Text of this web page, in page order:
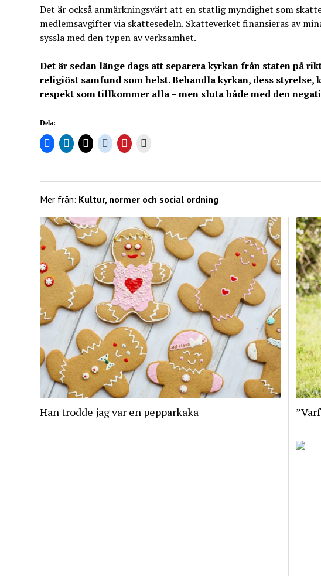
Det är också anmärkningsvärt att en statlig myndighet som
medlemsavgifter via skattesedeln. Skatteverket finansieras av
syssla med den typen av verksamhet.
Det är sedan länge dags att separera kyrkan från staten på
religiöst samfund som helst. Behandla kyrkan, dess styrelse,
respekt som tillkommer alla – men sluta både med den
Dela:
Mer från: Kultur, normer och social ordning
Han trodde jag var en pepparkaka